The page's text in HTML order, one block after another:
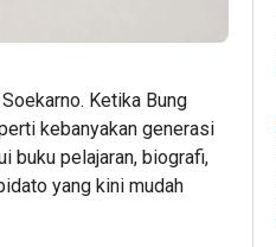
Ketika Bung
kebanyakan generasi
buku pelajaran, biografi,
yang kini mudah